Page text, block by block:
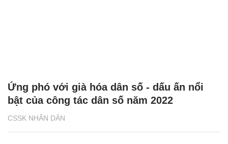
CSSK NHÂN DÂN
Ứng phó với già hóa dân số - dấu ấn nổi
bật của công tác dân số năm 2022